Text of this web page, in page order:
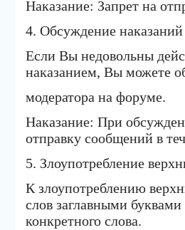
Наказание: Запрет на
4. Обсуждение наказаний
Если Вы недовольны
наказанием, Вы можете
модератора на форуме.
Наказание: При
отправку сообщений в
5. Злоупотребление
К злоупотреблению
слов заглавными
конкретного слова.